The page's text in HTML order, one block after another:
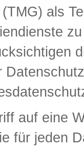
als
auf eine
für jeden